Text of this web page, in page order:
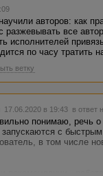
авторов: как
разжевывать все
исполнителей
по часу тратить
ветку
17.06.2020 в 19:43 в ответ
понимаю, речь
запускаются с
в том числе